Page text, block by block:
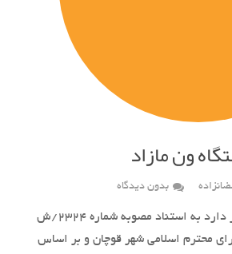
ون مازاد
بدون دیدگاه
شهرداری قوچان در نظر دارد به استناد مصوبه شماره 2324/ش
1397/5/30شورای محترم اسلامی شهر قوچان و بر اساس